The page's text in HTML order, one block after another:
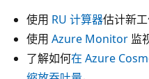
使用 RU 计算器估计新工
使用 Azure Monitor 监
了解如何在 Azure